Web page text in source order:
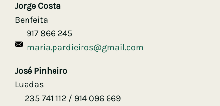
Jorge Costa
Benfeita
917 866 245
maria.pardieiros@gmail.com
José Pinheiro
Luadas
235 741 112 / 914 096 669